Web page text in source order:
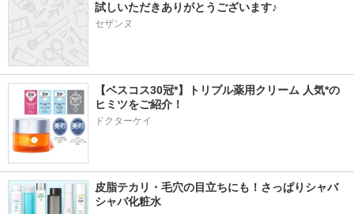
試しいただきありがとうございます♪
セザンヌ
【ベスコス30冠*】トリプル薬用クリーム 人気*の
ヒミツをご紹介！
ドクターケイ
皮脂テカリ・毛穴の目立ちにも！さっぱりシャバ
シャバ化粧水